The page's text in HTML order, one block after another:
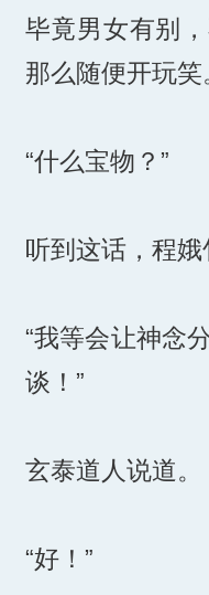
毕竟男女有别
那么随便开玩笑
“什么宝物？”
听到这话，程娥
“我等会让神念
谈！”
玄泰道人说道。
“好！”